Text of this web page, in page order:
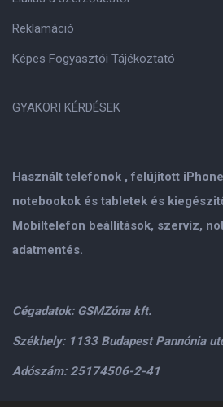
Használt telefonok , felújitott
notebookok és tabletek és
Mobiltelefon beállitások, szervíz,
adatmentés.
Cégadatok: GSMZóna kft.
Székhely: 1133 Budapest Pannónia
Adószám: 25174506-2-41
Reklamáció
Képes Fogyasztói Tájékoztató
GYAKORI KÉRDÉSEK